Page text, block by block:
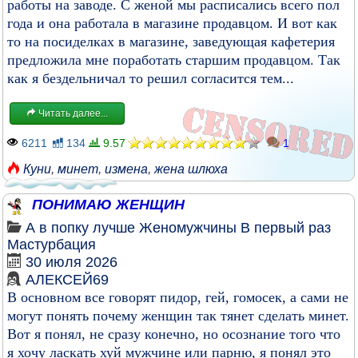
работы на заводе. С женой мы расписались всего пол
года и она работала в магазине продавцом. И вот как
то на посиделках в магазине, заведующая кафетерия
предложила мне поработать старшим продавцом. Так
как я бездельничал то решил согласится тем...
Читать далее...
6211 134 9.57 1
Куни, минет, измена, жена шлюха
ПОНИМАЮ ЖЕНЩИН
А в попку лучше Женомужчины В первый раз
Мастурбация
30 июля 2026
АЛЕКСЕЙ69
В основном все говорят пидор, гей, гомосек, а сами не
могут понять почему женщин так тянет сделать минет.
Вот я понял, не сразу конечно, но осознание того что
я хочу ласкать хуй мужчине или парню, я понял это